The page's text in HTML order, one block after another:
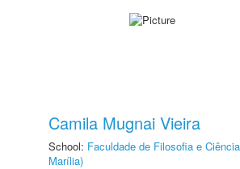
Camila Mugnai Vieira
School: Faculdade de Filosofia e
Marília)